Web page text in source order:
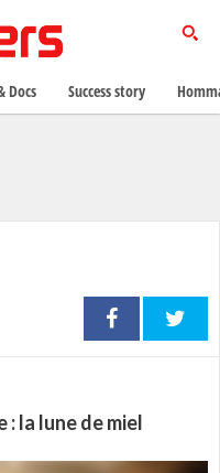
: la lune de miel
Docs Success story